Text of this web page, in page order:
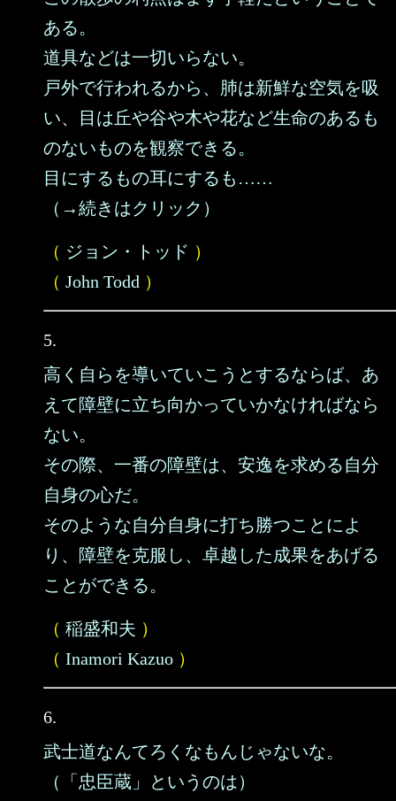
ある。
道具などは一切いらない。
戸外で行われるから、肺は新鮮な空気を吸
い、目は丘や谷や木や花など生命のあるも
のないものを観察できる。
目にするもの耳にするも……
（→続きはクリック）
（ ジョン・トッド ）
（ John Todd ）
5.
高く自らを導いていこうとするならば、あ
えて障壁に立ち向かっていかなければなら
ない。
その際、一番の障壁は、安逸を求める自分
自身の心だ。
そのような自分自身に打ち勝つことによ
り、障壁を克服し、卓越した成果をあげる
ことができる。
（ 稲盛和夫 ）
（ Inamori Kazuo ）
6.
武士道なんてろくなもんじゃないな。
（「忠臣蔵」というのは）